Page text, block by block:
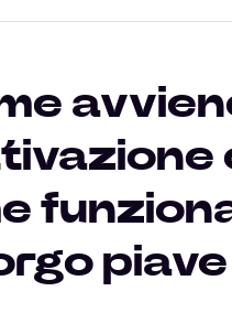
piave